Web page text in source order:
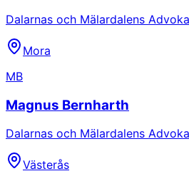
Dalarnas och Mälardalens
Mora
MB
Magnus Bernharth
Dalarnas och Mälardalens
Västerås